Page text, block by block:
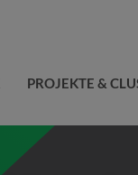
PROJEKTE &